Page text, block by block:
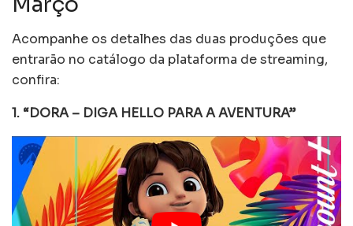
Acompanhe os detalhes das duas produções que
entrarão no catálogo da plataforma de streaming,
confira:
1. “DORA – DIGA HELLO PARA A AVENTURA”